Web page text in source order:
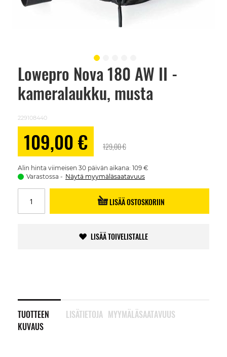
Lowepro Nova 180 AW II -
kameralaukku, musta
229108440
109,00 € 129,00 €
Alin hinta viimeisen 30 päivän aikana: 109 €
Varastossa
Näytä myymäläsaatavuus
LISÄÄ OSTOSKORIIN
LISÄÄ TOIVELISTALLE
TUOTTEEN
KUVAUS
LISÄTIETOJA MYYMÄLÄSAATAVUUS
Skip
beginning
images
gallery